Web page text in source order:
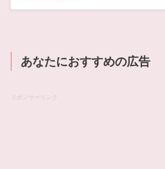
あなたにおすすめの広告
スポンサーリンク